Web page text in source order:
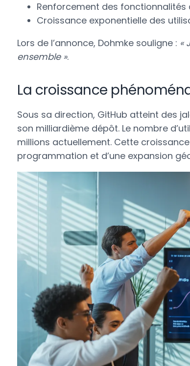
Renforcement des
Croissance exponentielle des
Lors de l’annonce, Dohmke souligne : «
ensemble ».
La croissance
Sous sa direction, GitHub atteint des
son milliardième dépôt. Le nombre
millions actuellement. Cette
programmation et d’une expansion